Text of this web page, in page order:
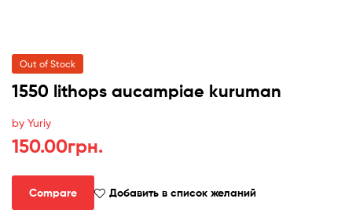
Out of Stock
1550 lithops aucampiae kuruman
by Yuriy
150.00грн.
Compare Добавить в список желаний